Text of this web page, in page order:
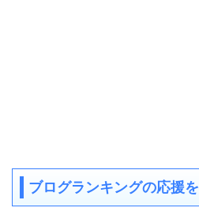
ブログランキングの応援